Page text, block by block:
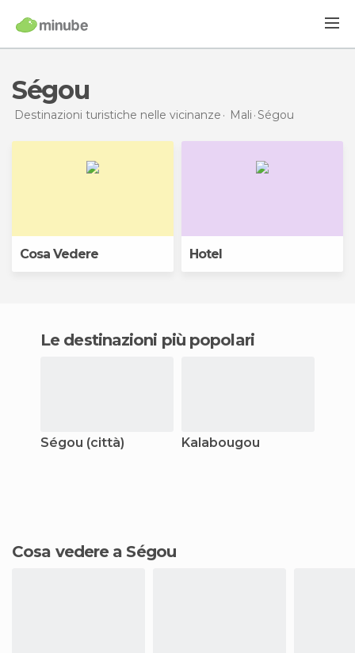
Ségou
Destinazioni turistiche nelle vicinanze Mali Ségou
Cosa Vedere Hotel
Le destinazioni più popolari
Ségou (città) Kalabougou
Cosa vedere a Ségou